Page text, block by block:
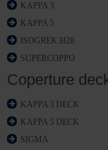
KAPPA 3
KAPPA 5
ISOGREK H28
SUPERCOPPO
Coperture
KAPPA 3 DECK
KAPPA 5 DECK
SIGMA